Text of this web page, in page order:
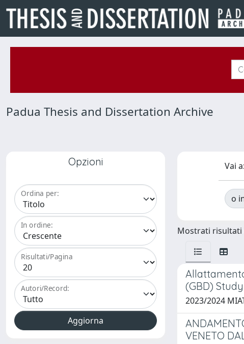
Padua Thesis and Dissertation Archive
Opzioni
Ordina per:
In ordine:
Risultati/Pagina
Autori/Record:
Vai a:
o
Mostrati risultati
(GBD)
2023/2024
VENETO